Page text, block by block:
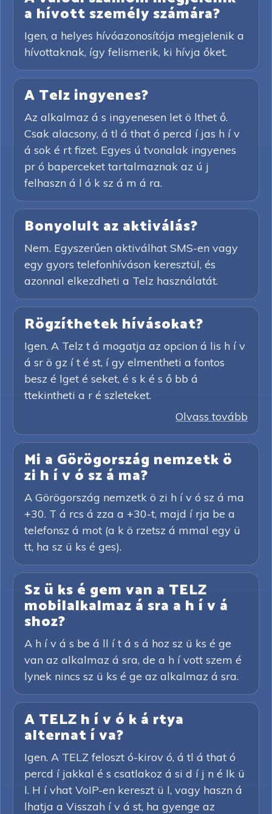
a hívott személy számára?
Igen, a helyes hívóazonosítója megjelenik a
hívottaknak, így felismerik, ki hívja őket.
A Telz ingyenes?
Az alkalmaz á s ingyenesen let ö lthet ő.
Csak alacsony, á tl á that ó percd í jas h í v
á sok é rt fizet. Egyes ú tvonalak ingyenes
pr ó baperceket tartalmaznak az ú j
felhaszn á l ó k sz á m á ra.
Bonyolult az aktiválás?
Nem. Egyszerűen aktiválhat SMS-en vagy
egy gyors telefonhíváson keresztül, és
azonnal elkezdheti a Telz használatát.
Rögzíthetek hívásokat?
Igen. A Telz t á mogatja az opcion á lis h í v
á sr ö gz í t é st, í gy elmentheti a fontos
besz é lget é seket, é s k é s ő bb á
ttekintheti a r é szleteket.
Olvass tovább
Mi a Görögország nemzetk ö
zi h í v ó sz á ma?
A Görögország nemzetk ö zi h í v ó sz á ma
+30. T á rcs á zza a +30-t, majd í rja be a
telefonsz á mot (a k ö rzetsz á mmal egy ü
tt, ha sz ü ks é ges).
Sz ü ks é gem van a TELZ
mobilalkalmaz á sra a h í v á
shoz?
A h í v á s be á ll í t á s á hoz sz ü ks é ge
van az alkalmaz á sra, de a h í vott szem é
lynek nincs sz ü ks é ge az alkalmaz á sra.
A TELZ h í v ó k á rtya
alternat í va?
Igen. A TELZ feloszt ó-kirov ó, á tl á that ó
percd í jakkal é s csatlakoz á si d í j n é lk ü
l. H í vhat VoIP-en kereszt ü l, vagy haszn á
lhatja a Visszah í v á st, ha gyenge az